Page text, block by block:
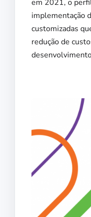
em 2021, o
implementação
customizadas
redução de